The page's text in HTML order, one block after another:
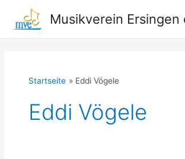
springen
Musikverein Ersingen
Startseite Eddi Vögele
Eddi Vögele